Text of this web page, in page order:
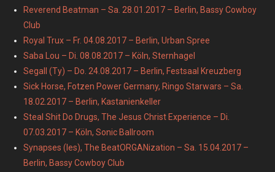
Reverend Beatman – Sa. 28.01.2017 – Berlin, Bassy Cowboy
Club
Royal Trux – Fr. 04.08.2017 – Berlin, Urban Spree
Saba Lou – Di. 08.08.2017 – Köln, Sternhagel
Segall (Ty) – Do. 24.08.2017 – Berlin, Festsaal Kreuzberg
Sick Horse, Fotzen Power Germany, Ringo Starwars – Sa.
18.02.2017 – Berlin, Kastanienkeller
Steal Shit Do Drugs, The Jesus Christ Experience – Di.
07.03.2017 – Köln, Sonic Ballroom
Synapses (les), The BeatORGANization – Sa. 15.04.2017 –
Berlin, Bassy Cowboy Club